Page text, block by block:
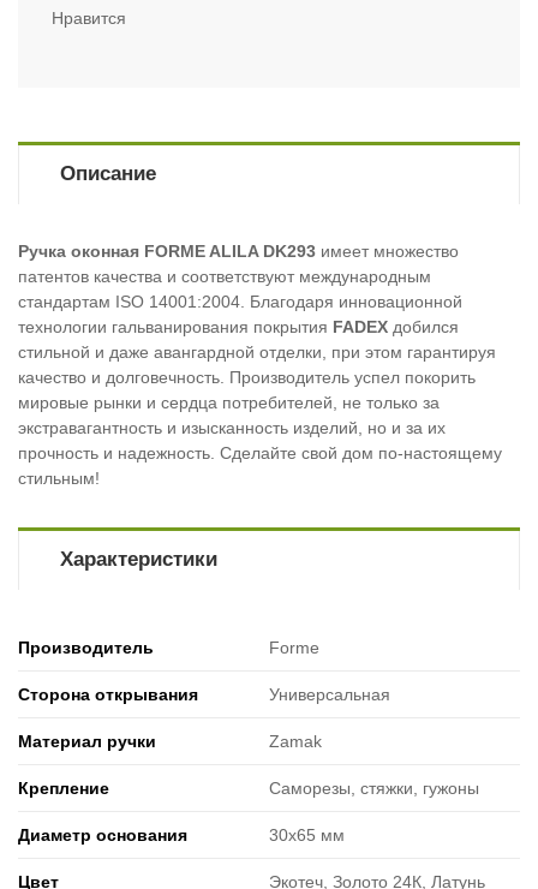
Нравится
Описание
Ручка оконная FORME ALILA DK293 имеет множество
патентов качества и соответствуют международным
стандартам ISO 14001:2004. Благодаря инновационной
технологии гальванирования покрытия FADEX добился
стильной и даже авангардной отделки, при этом гарантируя
качество и долговечность. Производитель успел покорить
мировые рынки и сердца потребителей, не только за
экстравагантность и изысканность изделий, но и за их
прочность и надежность. Сделайте свой дом по-настоящему
стильным!
Характеристики
Производитель Forme
Сторона открывания Универсальная
Материал ручки Zamak
Крепление Саморезы, стяжки, гужоны
Диаметр основания 30х65 мм
Цвет Экотеч, Золото 24К, Латунь